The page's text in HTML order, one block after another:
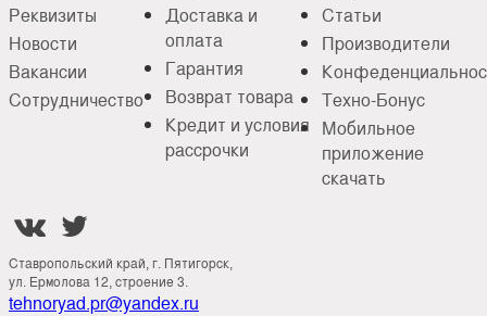
Реквизиты
Новости
Вакансии
Сотрудничество
Доставка и
оплата
Гарантия
Возврат товара
Кредит и условия
рассрочки
Статьи
Производители
Техно-Бонус
Мобильное
приложение
скачать
 
Ставропольский край, г. Пятигорск,
ул. Ермолова 12, строение 3.
tehnoryad.pr@yandex.ru